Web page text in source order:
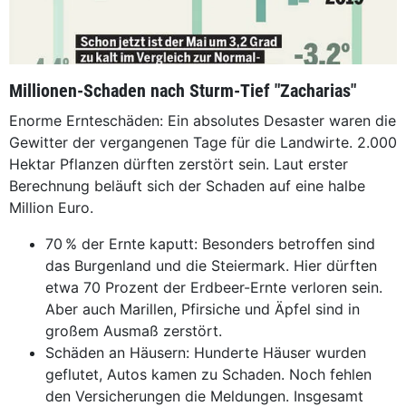
Millionen-Schaden nach Sturm-Tief "Zacharias"
Enorme Ernteschäden: Ein absolutes Desaster waren die
Gewitter der vergangenen Tage für die Landwirte. 2.000
Hektar Pflanzen dürften zerstört sein. Laut erster
Berechnung beläuft sich der Schaden auf eine halbe
Million Euro.
70 % der Ernte kaputt: Besonders betroffen sind
das Burgenland und die Steiermark. Hier dürften
etwa 70 Prozent der Erdbeer-Ernte verloren sein.
Aber auch Marillen, Pfirsiche und Äpfel sind in
großem Ausmaß zerstört.
Schäden an Häusern: Hunderte Häuser wurden
geflutet, Autos kamen zu Schaden. Noch fehlen
den Versicherungen die Meldungen. Insgesamt